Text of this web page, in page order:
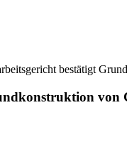
bestätigt
von